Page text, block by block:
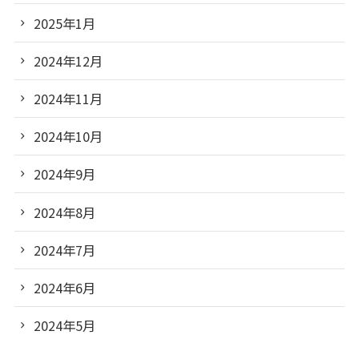
2025年1月
2024年12月
2024年11月
2024年10月
2024年9月
2024年8月
2024年7月
2024年6月
2024年5月